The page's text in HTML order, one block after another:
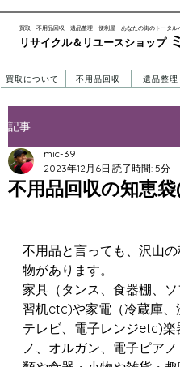
リサイクル＆リユースショップ ​​
買取 不用品回収 遺品整理 便利屋 あなたの街のトータル
買取について 不用品回収 遺品整理
記事
不用品回収の知恵
mic-39
2023年12月6日 読了時間: 5分
不用品と言っても、沢山
物があります。
家具（タンス、食器棚、
習机etc)や家電（冷蔵庫、
テレビ、電子レンジetc)楽
ノ、オルガン、電子ピア